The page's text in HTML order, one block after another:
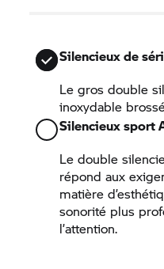
Silencieux de
Le gros double
inoxydable
Silencieux sport
Le double
répond aux
matière
sonorité plus
l’attention.